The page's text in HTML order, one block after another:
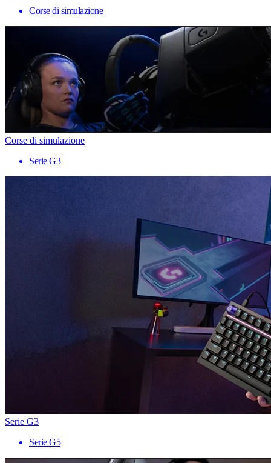
Corse di simulazione
Corse di simulazione
Serie G3
Serie G3
Serie G5